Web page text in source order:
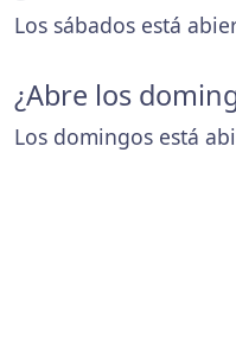
Los sábados está
¿Abre los
Los domingos está